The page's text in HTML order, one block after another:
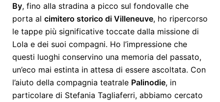
By, fino alla stradina a picco sul fondovalle che
porta al cimitero storico di Villeneuve, ho ripercorso
le tappe più significative toccate dalla missione di
Lola e dei suoi compagni. Ho l’impressione che
questi luoghi conservino una memoria del passato,
un’eco mai estinta in attesa di essere ascoltata. Con
l’aiuto della compagnia teatrale Palinodie, in
particolare di Stefania Tagliaferri, abbiamo cercato